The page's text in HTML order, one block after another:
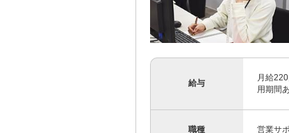
給与
月給
用期間
職種 営業サ